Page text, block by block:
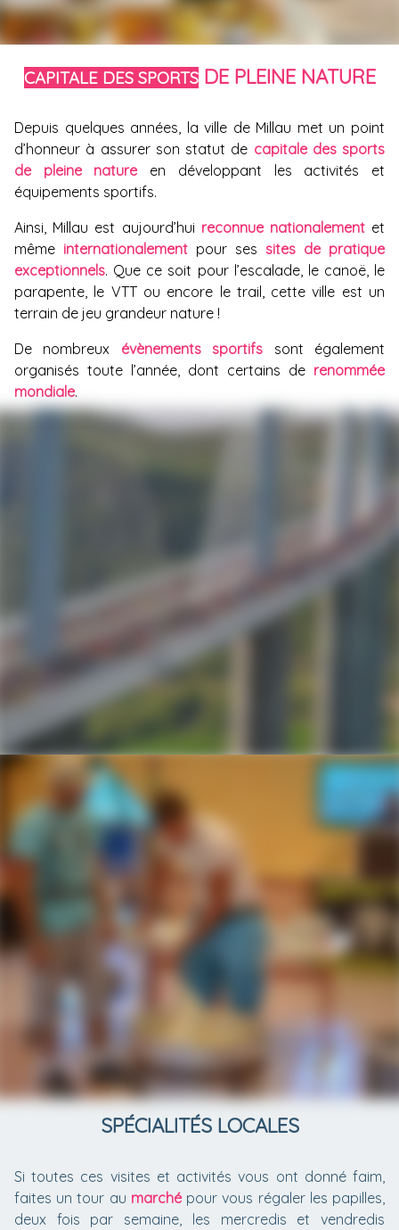
CAPITALE DES SPORTSDE PLEINE NATURE
Depuis quelques années, la ville de Millau met un point
d’honneur à assurer son statut de capitale des sports
de pleine nature en développant les activités et
équipements sportifs.
Ainsi, Millau est aujourd’hui reconnue nationalementet
même internationalement pour ses sites de pratique
exceptionnels. Que ce soit pour l’escalade, le canoë, le
parapente, le VTT ou encore le trail, cette ville est un
terrain de jeu grandeur nature !
De nombreux évènements sportifs sont également
organisés toute l’année, dont certains de renommée
mondiale.
SPÉCIALITÉS LOCALES
Si toutes ces visites et activités vous ont donné faim,
faites un tour au marchépour vous régaler les papilles,
deux fois par semaine, les mercredis et vendredis